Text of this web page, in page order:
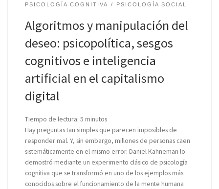
PSICOLOGÍA COGNITIVA
PSICOLOGÍA SOCIAL
Algoritmos y manipulación del
deseo: psicopolítica, sesgos
cognitivos e inteligencia
artificial en el capitalismo
digital
Tiempo de lectura: 5 minutos
Hay preguntas tan simples que parecen imposibles de
responder mal. Y, sin embargo, millones de personas caen
sistemáticamente en el mismo error. Daniel Kahneman lo
demostró mediante un experimento clásico de psicología
cognitiva que se transformó en uno de los ejemplos más
conocidos sobre el funcionamiento de la mente humana